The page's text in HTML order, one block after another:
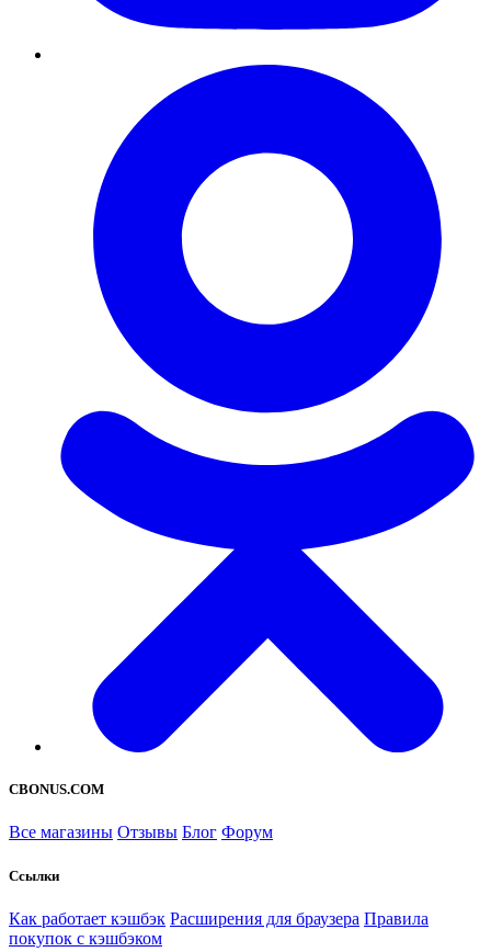
CBONUS.COM
Все магазины Отзывы Блог Форум
Ссылки
Как работает кэшбэк Расширения для браузера Правила
покупок с кэшбэком